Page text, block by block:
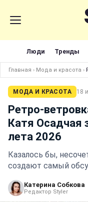
Люди Тренды
Главная › Мода и красота ›
МОДА И КРАСОТА 18
Ретро-
Катя Осадчая
лета 2026
Казалось бы,
создают самый
Катерина Собкова
Редактор Styler